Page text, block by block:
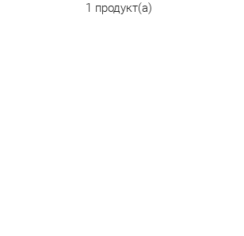
1 продукт(а)